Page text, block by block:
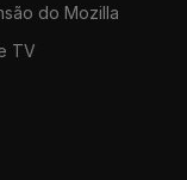
do Mozilla
TV